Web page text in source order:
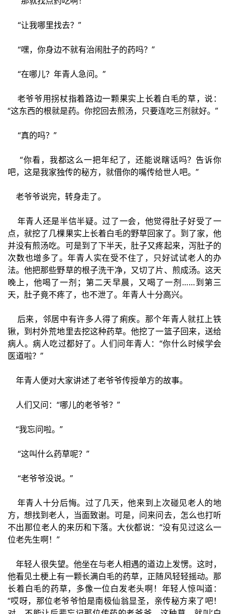
“让我哪里找去？”
“嘿，你身边不就有治闹肚子的药吗？”
“在哪儿？年青人急问。”
老爷爷用拐杖指着路边一颗果实上长着白毛的草，说：
“这东西的根就是药。你挖回去煎汤，只要连吃三剂就好。”
“真的吗？”
“你看，我都这么一把年纪了，还能说瞎话吗？告诉你
吧，这是我家独传的秘方，就借你的嘴传给世人吧。”
老爷爷说完，转身走了。
年青人还是半信半疑。过了一会，他觉得肚子好受了一
点，就挖了几棵果实上长着白毛的野草回家了。到了家，他
并没有煎汤吃。可是到了下半天，肚子又疼起来，泻肚子的
次数也增多了。年青人实在受不住了，只好试试老人的办
法。他把那些野草的根子洗干净，又切了片、煎成汤。这天
晚上，他喝了一剂；第二天早晨，又喝了一剂……到第三
天，肚子竟不疼了，也不泄了。年青人十分高兴。
后来，邻居中有许多人得了痢疾。那个年青人就扛上铁
锹，到村外荒地里去挖这种药草。他挖了一篮子回来，送给
病人。病人吃过都好了。人们问年青人：“你什么时候学会
医道啦？”
年青人便对大家讲述了老爷爷传授单方的故事。
人们又问：“哪儿的老爷爷？”
“我忘问啦。”
“这叫什么药草呢？”
“老爷爷没说。”
年青人十分后悔。过了几天，他来到上次碰见老人的地
方，想找到老人，当面致谢。可是，问来问去，怎么也打听
不出那位老人的来历和下落。大伙都说：“没有见过这么一
位老先生啊！”
年轻人很失望。他坐在与老人相遇的道边上发愣。这时，
他看见土梗上有一颗长满白毛的药草，正随风轻轻摇动。那
长着白毛的药草，多像一位白发老头啊！年轻人惊叫道：
“哎呀，那位老爷爷怕是南极仙翁显圣，亲传秘方来了吧！